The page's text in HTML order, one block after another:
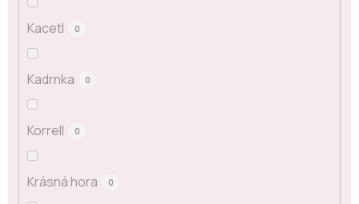
Kacetl 0
Kadrnka 0
Korrell 0
Krásná hora 0